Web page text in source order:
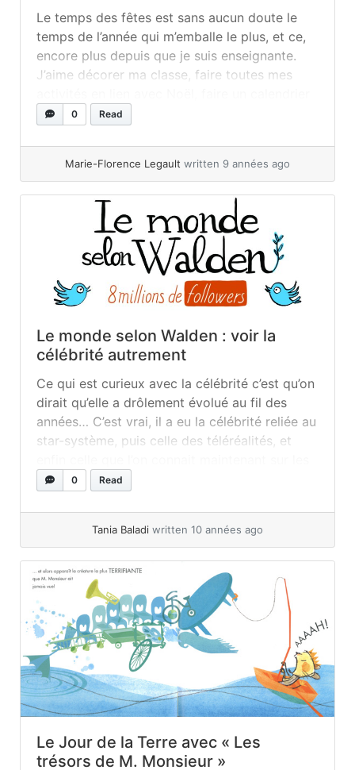
Le temps des fêtes est sans aucun doute le
temps de l’année qui m’emballe le plus, et ce,
encore plus depuis que je suis enseignante.
J’aime décorer ma classe, faire toutes mes
de l’avent rempli de surprises pour mes
lady »... »read more
0 Read
Marie-Florence Legault written 9 années ago
Le monde selon Walden : voir la
célébrité autrement
Ce qui est curieux avec la célébrité c’est qu’on
dirait qu’elle a drôlement évolué au fil des
années… C’est vrai, il a eu la célébrité reliée au
star-système, puis celle des téléréalités, et
réseaux sociaux. Vous savez le rêve de
more
0 Read
Tania Baladi written 10 années ago
Le Jour de la Terre avec « Les
trésors de M. Monsieur »